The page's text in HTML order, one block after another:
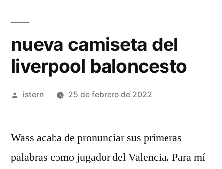
nueva camiseta del
liverpool baloncesto
Publicado
istern 25 de febrero de 2022
Wass acaba de pronunciar sus primeras
palabras como jugador del Valencia. Para mí